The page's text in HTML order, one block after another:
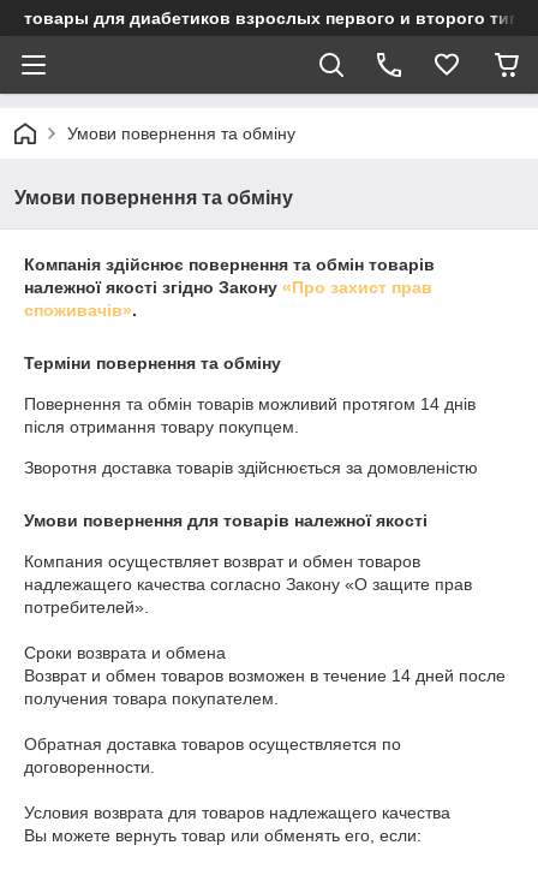
товары для диабетиков взрослых первого и второго типа
Умови повернення та обміну
Умови повернення та обміну
Компанія здійснює повернення та обмін товарів
належної якості згідно Закону «Про захист прав
споживачів».
Терміни повернення та обміну
Повернення та обмін товарів можливий протягом 14 днів
після отримання товару покупцем.
Зворотня доставка товарів здійснюється за домовленістю
Умови повернення для товарів належної якості
Компания осуществляет возврат и обмен товаров
надлежащего качества согласно Закону «О защите прав
потребителей».
Сроки возврата и обмена
Возврат и обмен товаров возможен в течение 14 дней после
получения товара покупателем.
Обратная доставка товаров осуществляется по
договоренности.
Условия возврата для товаров надлежащего качества
Вы можете вернуть товар или обменять его, если: